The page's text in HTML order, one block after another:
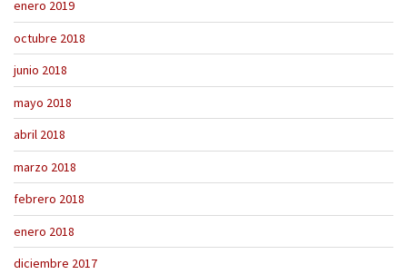
enero 2019
octubre 2018
junio 2018
mayo 2018
abril 2018
marzo 2018
febrero 2018
enero 2018
diciembre 2017